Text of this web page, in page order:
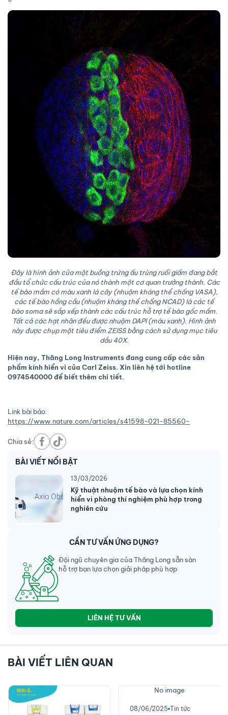
Đây là hình ảnh của một buồng trứng ấu trùng ruồi giấm đang bắt
đầu tổ chức cấu trúc của nó thành một cơ quan trưởng thành. Các
tế bào mầm có màu xanh lá cây (nhuộm kháng thể chống VASA),
các tế bào hồng cầu (nhuộm kháng thể chống NCAD) là các tế
bào soma sẽ sắp xếp thành các cấu trúc hỗ trợ tế bào gốc mầm.
Tất cả các hạt nhân đều được nhuộm DAPI (màu xanh). Hình ảnh
này được chụp một tiêu điểm ZEISS bằng cách sử dụng mục tiêu
dầu 40X.
Hiện nay, Thăng Long Instruments đang cung cấp các sản
phẩm kính hiển vi của Carl Zeiss. Xin liên hệ tới hotline
0974540000 để biết thêm chi tiết.
Link bài báo:
https://www.nature.com/articles/s41598-021-85560-
Chia sẻ:
BÀI VIẾT NỔI BẬT
13/03/2026
Kỹ thuật nhuộm tế bào và lựa chọn kính
hiển vi phòng thí nghiệm phù hợp trong
nghiên cứu
CẦN TƯ VẤN ỨNG DỤNG?
Đội ngũ chuyên gia của Thăng Long sẵn sàn
hỗ trợ bạn lựa chọn giải pháp phù hợp
LIÊN HỆ TƯ VẤN
BÀI VIẾT LIÊN QUAN
No image
08/06/2025 Tin tức